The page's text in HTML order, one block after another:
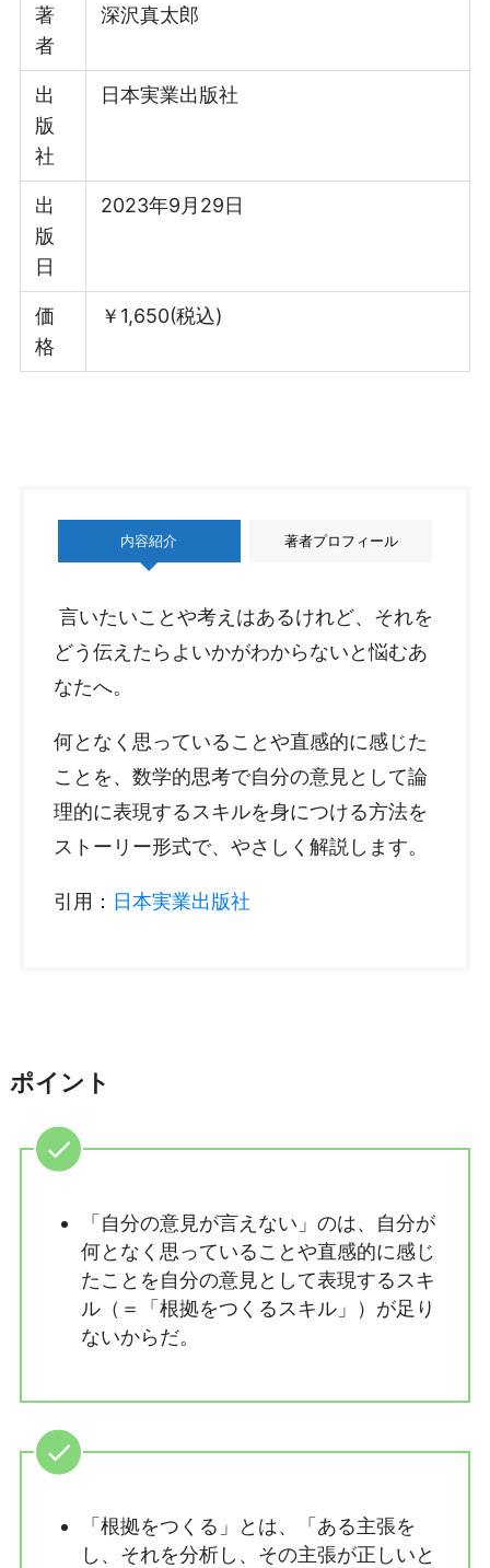
著
者
深沢真太郎
出
版
社
日本実業出版社
出
版
日
2023年9月29日
価
格
￥1,650(税込)
内容紹介 著者プロフィール
言いたいことや考えはあるけれど、それを
どう伝えたらよいかがわからないと悩むあ
なたへ。
何となく思っていることや直感的に感じた
ことを、数学的思考で自分の意見として論
理的に表現するスキルを身につける方法を
ストーリー形式で、やさしく解説します。
引用： 日本実業出版社
ポイント
「自分の意見が言えない」のは、自分が
何となく思っていることや直感的に感じ
たことを自分の意見として表現するスキ
ル（＝「根拠をつくるスキル」）が足り
ないからだ。
「根拠をつくる」とは、「ある主張を
し、それを分析し、その主張が正しいと